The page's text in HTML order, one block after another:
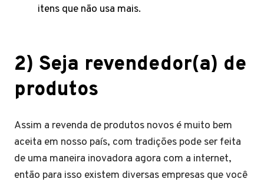
itens que não usa mais.
2) Seja revendedor(a) de
produtos
Assim a revenda de produtos novos é muito bem
aceita em nosso país, com tradições pode ser feita
de uma maneira inovadora agora com a internet,
então para isso existem diversas empresas que você